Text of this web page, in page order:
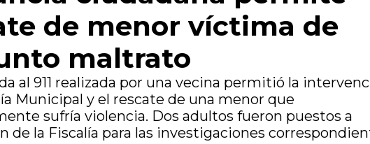
de menor víctima de
maltrato
al 911 realizada por una vecina permitió la
Municipal y el rescate de una menor que
sufría violencia. Dos adultos fueron puestos a
de la Fiscalía para las investigaciones